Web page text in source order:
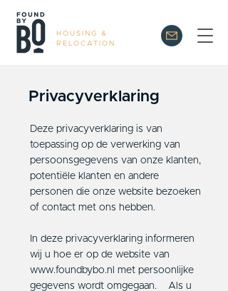
HOUSING &
RELOCATION
Privacyverklaring
Deze privacyverklaring is van
toepassing op de verwerking van
persoonsgegevens van onze klanten,
potentiële klanten en andere
personen die onze website bezoeken
of contact met ons hebben.
In deze privacyverklaring informeren
wij u hoe er op de website van
www.foundbybo.nl met persoonlijke
gegevens wordt omgegaan. Als u